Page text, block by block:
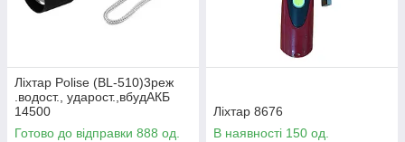
Ліхтар Polise (BL-510)3реж
.водост., ударост.,вбудАКБ
14500
Готово до відправки 888 од.
Ліхтар 8676
В наявності 150 од.